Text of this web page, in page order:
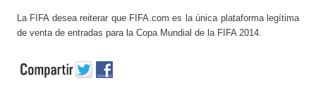
La FIFA desea reiterar que FIFA.com es la única plataforma legítima
de venta de entradas para la Copa Mundial de la FIFA 2014.